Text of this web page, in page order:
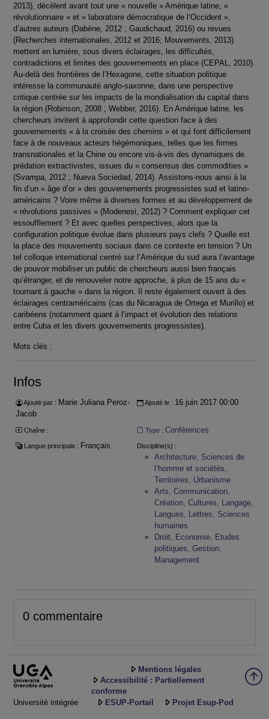
2013), décèlent avant tout une « nouvelle » Amérique latine, «
révolutionnaire » et « laboratoire démocratique de l’Occident »,
d’autres auteurs (Dabène, 2012 ; Gaudichaud, 2016) ou revues
(Recherches internationales, 2012 et 2016; Mouvements, 2013)
mettent en lumière, sous divers éclairages, les difficultés,
contradictions et limites des gouvernements en place (CEPAL, 2010).
Au-delà des frontières de l’Hexagone, cette situation politique
intéresse la communauté anglo-saxonne, dans une perspective
critique centrée sur les impacts de la mondialisation du capital dans
la région (Robinson, 2008 ; Webber, 2016). En Amérique latine, les
chercheurs invitent à approfondir cette question face à des
gouvernements « à la croisée des chemins » et qui font difficilement
face à de nouveaux acteurs hégémoniques, telles que les firmes
transnationales et la Chine ou encore vis-à-vis des dynamiques de
prédation extractivistes, issues du « consensus des commodities »
(Svampa, 2012 ; Nueva Sociedad, 2014). Assistons-nous ainsi à la
fin d’un « âge d’or » des gouvernements progressistes sud et latino-
américains ? Voire même à diverses formes et au développement de
« révolutions passives » (Modenesi, 2012) ? Comment expliquer cet
essoufflement ? Et avec quelles perspectives, alors que la
configuration politique évolue dans plusieurs pays clefs ? Quelle est
la place des mouvements sociaux dans ce contexte en tension ? Un
tel colloque international centré sur l’Amérique du sud aura l’avantage
de pouvoir mobiliser un public de chercheurs aussi bien français
qu’étranger, et de renouveler notre approche, à plus de 15 ans du «
tournant à gauche » dans la région. Il reste également ouvert à des
éclairages centraméricains (cas du Nicaragua de Ortega et Murillo) et
caribéens (notamment quant à l’impact et évolution des relations
entre Cuba et les divers gouvernements progressistes).
Mots clés :
Infos
Ajouté par : Marie Juliana Peroz-
Jacob
Ajouté le : 16 juin 2017 00:00
Chaîne : Type : Conférences
Langue principale : Français Discipline(s) :
Architecture, Sciences de
l’homme et sociétés,
Territoires, Urbanisme
Arts, Communication,
Création, Cultures, Langage,
Langues, Lettres, Sciences
humaines
Droit, Economie, Etudes
politiques, Gestion,
Management
0 commentaire
Université intégrée
Mentions légales
Accessibilité : Partiellement
conforme
ESUP-Portail
Projet Esup-Pod